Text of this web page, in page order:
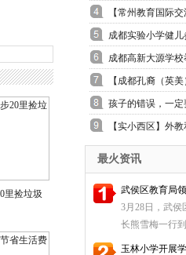
里捡垃圾
观念是错误的！
【常州教育国际
长如何“修理”问题
成都实验小学健
动会获佳绩
成都高新大源学
园歌手大赛
【成都孔裔（英美
本周五，孔裔中秋
孩子的错误，一定
【实小西区】外
起制作南瓜灯欢度
最火资讯
武侯区教育局
3月28日，武侯
长熊雪梅一行
全工作。郭先 ...
玉林小学开展